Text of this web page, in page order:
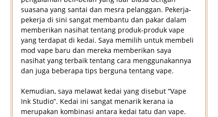
suasana yang santai dan mesra pelanggan. Pekerja-
pekerja di sini sangat membantu dan pakar dalam
memberikan nasihat tentang produk-produk vape
yang terdapat di kedai. Saya memilih untuk membeli
mod vape baru dan mereka memberikan saya
nasihat yang terbaik tentang cara menggunakannya
dan juga beberapa tips berguna tentang vape.
Kemudian, saya melawat kedai yang disebut “Vape
Ink Studio”. Kedai ini sangat menarik kerana ia
merupakan kombinasi antara kedai tatu dan vape.